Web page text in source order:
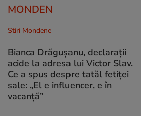
MONDEN
Stiri Mondene
Bianca Drăgușanu, declarații
acide la adresa lui Victor Slav.
Ce a spus despre tatăl fetiței
sale: „El e influencer, e în
vacanță”